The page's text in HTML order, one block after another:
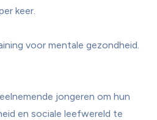
keer.
voor mentale gezondheid.
jongeren om hun
en sociale leefwereld te